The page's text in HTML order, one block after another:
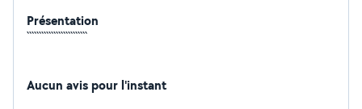
Présentation
`````````````````````````
Aucun avis pour l'instant